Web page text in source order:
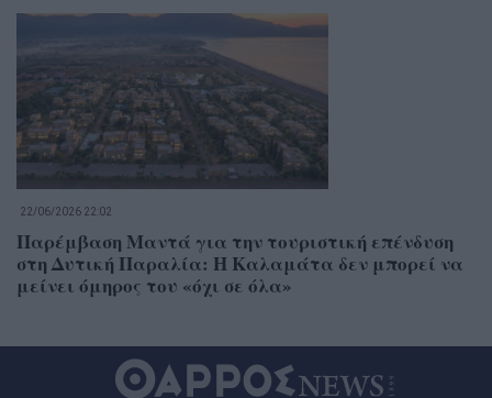
22/06/2026 22:02
Παρέμβαση Μαντά για την τουριστική επένδυση
στη Δυτική Παραλία: Η Καλαμάτα δεν μπορεί να
μείνει όμηρος του «όχι σε όλα»